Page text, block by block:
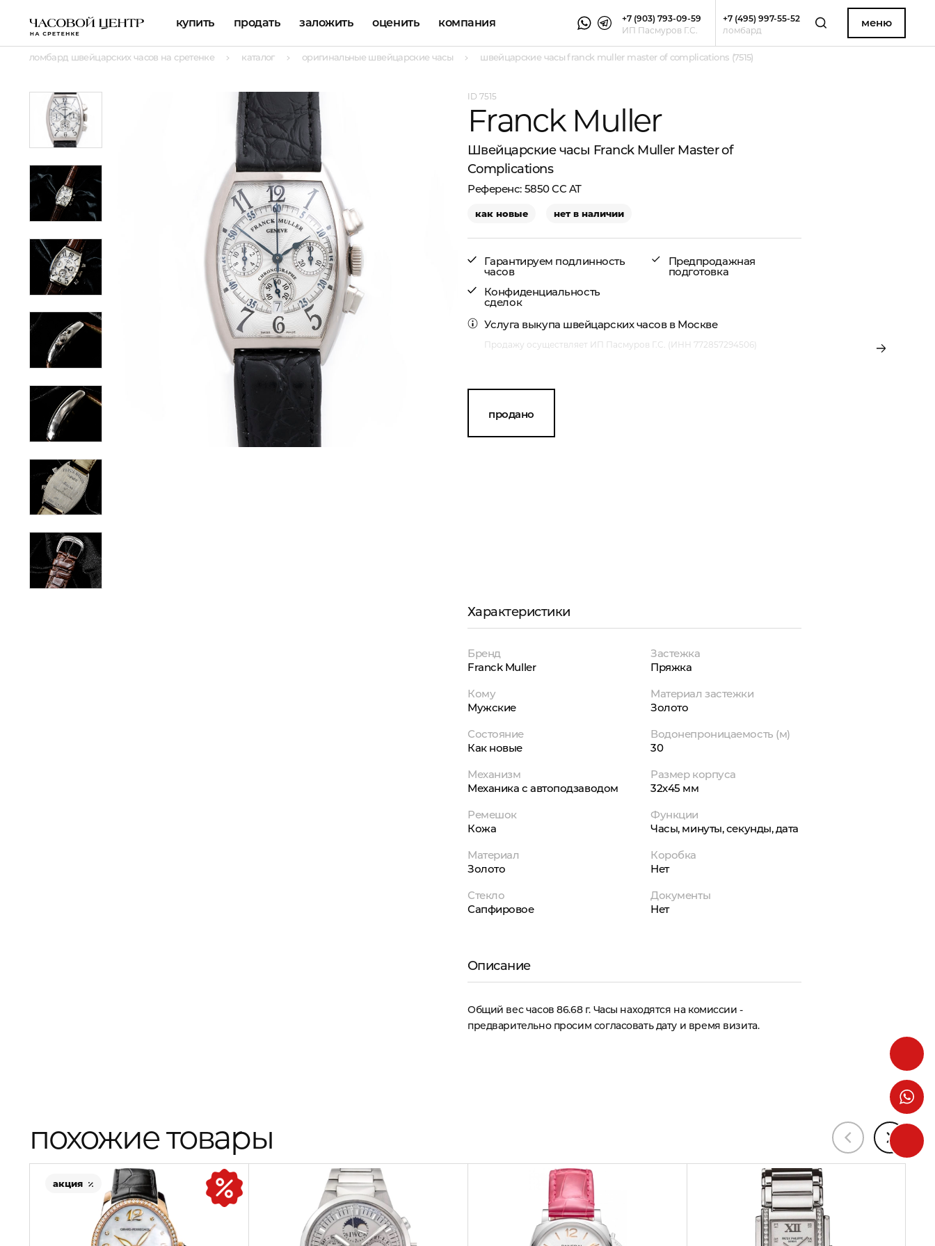
купить продать заложить оценить компания
+7 (903) 793-09-59
ИП Пасмуров Г.С.
+7 (495) 997-55-52
ломбард
меню
ломбард швейцарских часов на сретенке каталог оригинальные швейцарские часы швейцарские часы franck muller master of complications (7515)
7515
Franck Muller
Швейцарские часы Franck Muller Master of
Complications
5850 CC AT
как новые нет в наличии
Гарантируем подлинность
часов
Конфиденциальность
сделок
Предпродажная
подготовка
Услуга выкупа швейцарских часов в Москве
Продажу осуществляет ИП Пасмуров Г.С. (ИНН 772857294506)
продано
Характеристики
Бренд
Franck Muller
Кому
Мужские
Состояние
Как новые
Механизм
Механика с автоподзаводом
Ремешок
Кожа
Материал
Золото
Стекло
Сапфировое
Застежка
Пряжка
Материал застежки
Золото
Водонепроницаемость (м)
30
Размер корпуса
32х45 мм
Функции
Часы, минуты, секунды, дата
Коробка
Нет
Документы
Нет
Описание
Общий вес часов 86.68 г. Часы находятся на комиссии -
предварительно просим согласовать дату и время визита.
похожие товары
акция